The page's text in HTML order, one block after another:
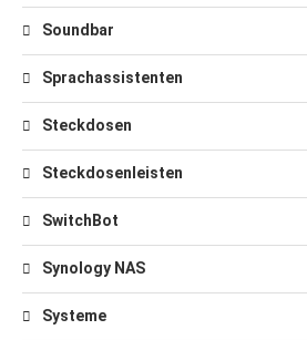
Soundbar
Sprachassistenten
Steckdosen
Steckdosenleisten
SwitchBot
Synology NAS
Systeme